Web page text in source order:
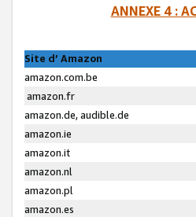
ANNEXE 4 :
Site d’ Amazon
amazon.com.be
amazon.fr
amazon.de, audible.de
amazon.ie
amazon.it
amazon.nl
amazon.pl
amazon.es